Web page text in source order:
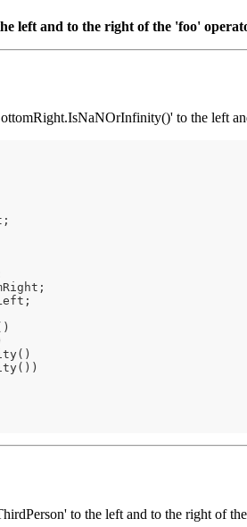
left and to the right of the 'foo'
to the left
to the left and to the right of